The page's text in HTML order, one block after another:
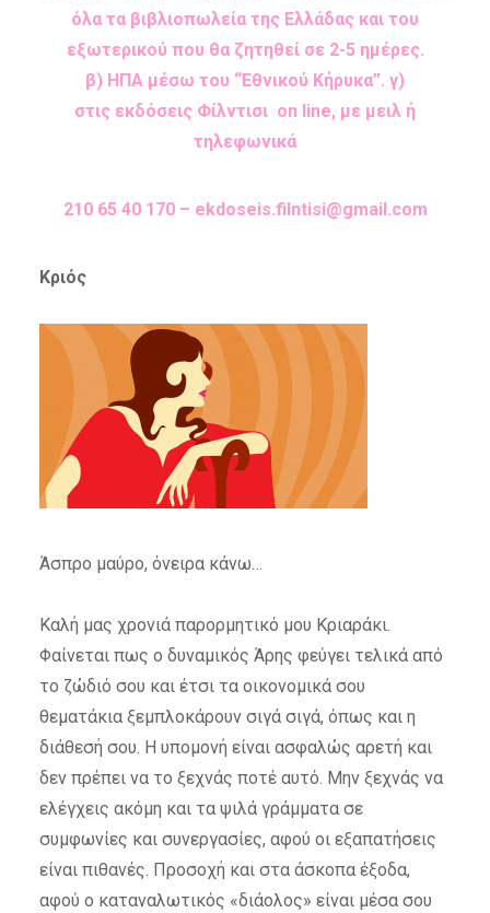
όλα τα βιβλιοπωλεία της Ελλάδας και του
εξωτερικού που θα ζητηθεί σε 2-5 ημέρες.
β) ΗΠΑ μέσω του “Εθνικού Κήρυκα”. γ)
στις εκδόσεις Φίλντισι on line, με μειλ ή
τηλεφωνικά
210 65 40 170 – ekdoseis.filntisi@gmail.com
Κριός
Άσπρο μαύρο, όνειρα κάνω…
Καλή μας χρονιά παρορμητικό μου Κριαράκι.
Φαίνεται πως ο δυναμικός Άρης φεύγει τελικά από
το ζώδιό σου και έτσι τα οικονομικά σου
θεματάκια ξεμπλοκάρουν σιγά σιγά, όπως και η
διάθεσή σου. Η υπομονή είναι ασφαλώς αρετή και
δεν πρέπει να το ξεχνάς ποτέ αυτό. Μην ξεχνάς να
ελέγχεις ακόμη και τα ψιλά γράμματα σε
συμφωνίες και συνεργασίες, αφού οι εξαπατήσεις
είναι πιθανές. Προσοχή και στα άσκοπα έξοδα,
αφού ο καταναλωτικός «διάολος» είναι μέσα σου